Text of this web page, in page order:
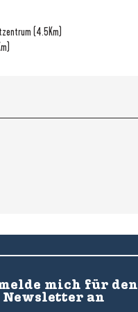
(4.5Km)
mich für den
Newsletter an